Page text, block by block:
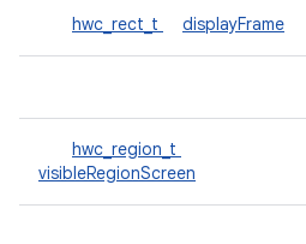
hwc_rect_t displayFrame
hwc_region_t
visibleRegionScreen